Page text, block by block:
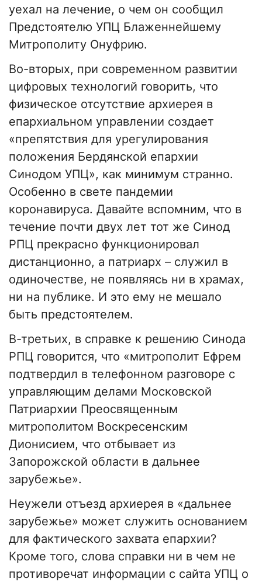
уехал на лечение, о чем он сообщил
Предстоятелю УПЦ Блаженнейшему
Митрополиту Онуфрию.
Во-вторых, при современном развитии
цифровых технологий говорить, что
физическое отсутствие архиерея в
епархиальном управлении создает
«препятствия для урегулирования
положения Бердянской епархии
Синодом УПЦ», как минимум странно.
Особенно в свете пандемии
коронавируса. Давайте вспомним, что в
течение почти двух лет тот же Синод
РПЦ прекрасно функционировал
дистанционно, а патриарх – служил в
одиночестве, не появляясь ни в храмах,
ни на публике. И это ему не мешало
быть предстоятелем.
В-третьих, в справке к решению Синода
РПЦ говорится, что «митрополит Ефрем
подтвердил в телефонном разговоре с
управляющим делами Московской
Патриархии Преосвященным
митрополитом Воскресенским
Дионисием, что отбывает из
Запорожской области в дальнее
зарубежье».
Неужели отъезд архиерея в «дальнее
зарубежье» может служить основанием
для фактического захвата епархии?
Кроме того, слова справки ни в чем не
противоречат информации с сайта УПЦ о